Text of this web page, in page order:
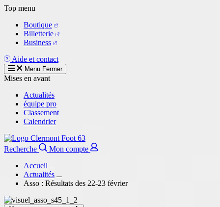
Aller
contenu
principal
Top menu
Boutique
Billetterie
Business
Aide et contact
Menu Fermer
Mises en avant
Actualités
équipe pro
Classement
Calendrier
Recherche
Mon compte
Accueil
Actualités
Asso : Résultats des 22-23 février